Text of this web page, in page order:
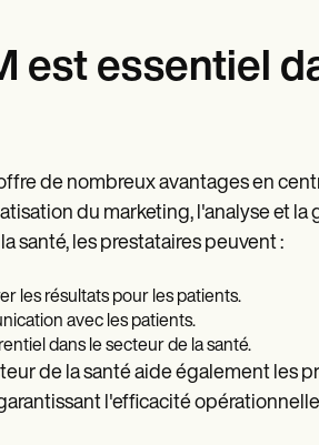
est essentiel
de nombreux avantages en
du marketing, l'analyse et la
santé, les prestataires peuvent :
les résultats pour les patients.
avec les patients.
dans le secteur de la santé.
de la santé aide également les
l'efficacité